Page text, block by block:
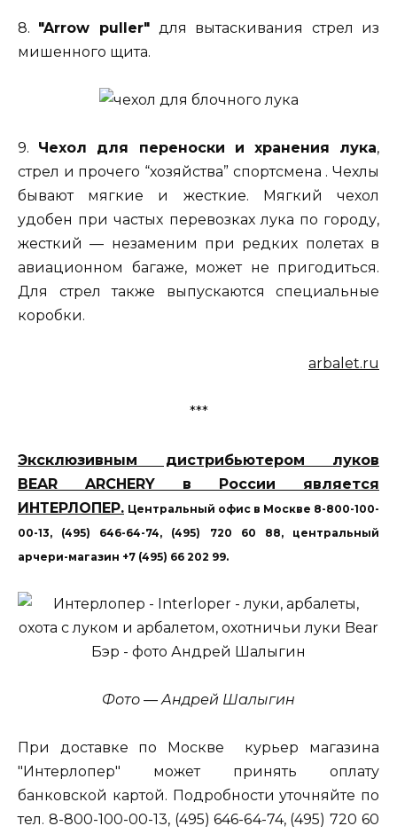
8. "Arrow puller"для вытаскивания стрел из
мишенного щита.
9. Чехол для переноски и хранения лука,
стрел и прочего “хозяйства” спортсмена . Чехлы
бывают мягкие и жесткие. Мягкий чехол
удобен при частых перевозках лука по городу,
жесткий — незаменим при редких полетах в
авиационном багаже, может не пригодиться.
Для стрел также выпускаются специальные
коробки.
arbalet.ru
***
Эксклюзивным дистрибьютером луков
BEAR ARCHERY в России является
ИНТЕРЛОПЕР. Центральный офис в Москве 8-800-100-
00-13, (495) 646-64-74, (495) 720 60 88, центральный
арчери-магазин +7 (495) 66 202 99.
Фото — Андрей Шалыгин
При доставке по Москве курьер магазина
"Интерлопер" может принять оплату
банковской картой. Подробности уточняйте по
тел. 8-800-100-00-13, (495) 646-64-74, (495) 720 60